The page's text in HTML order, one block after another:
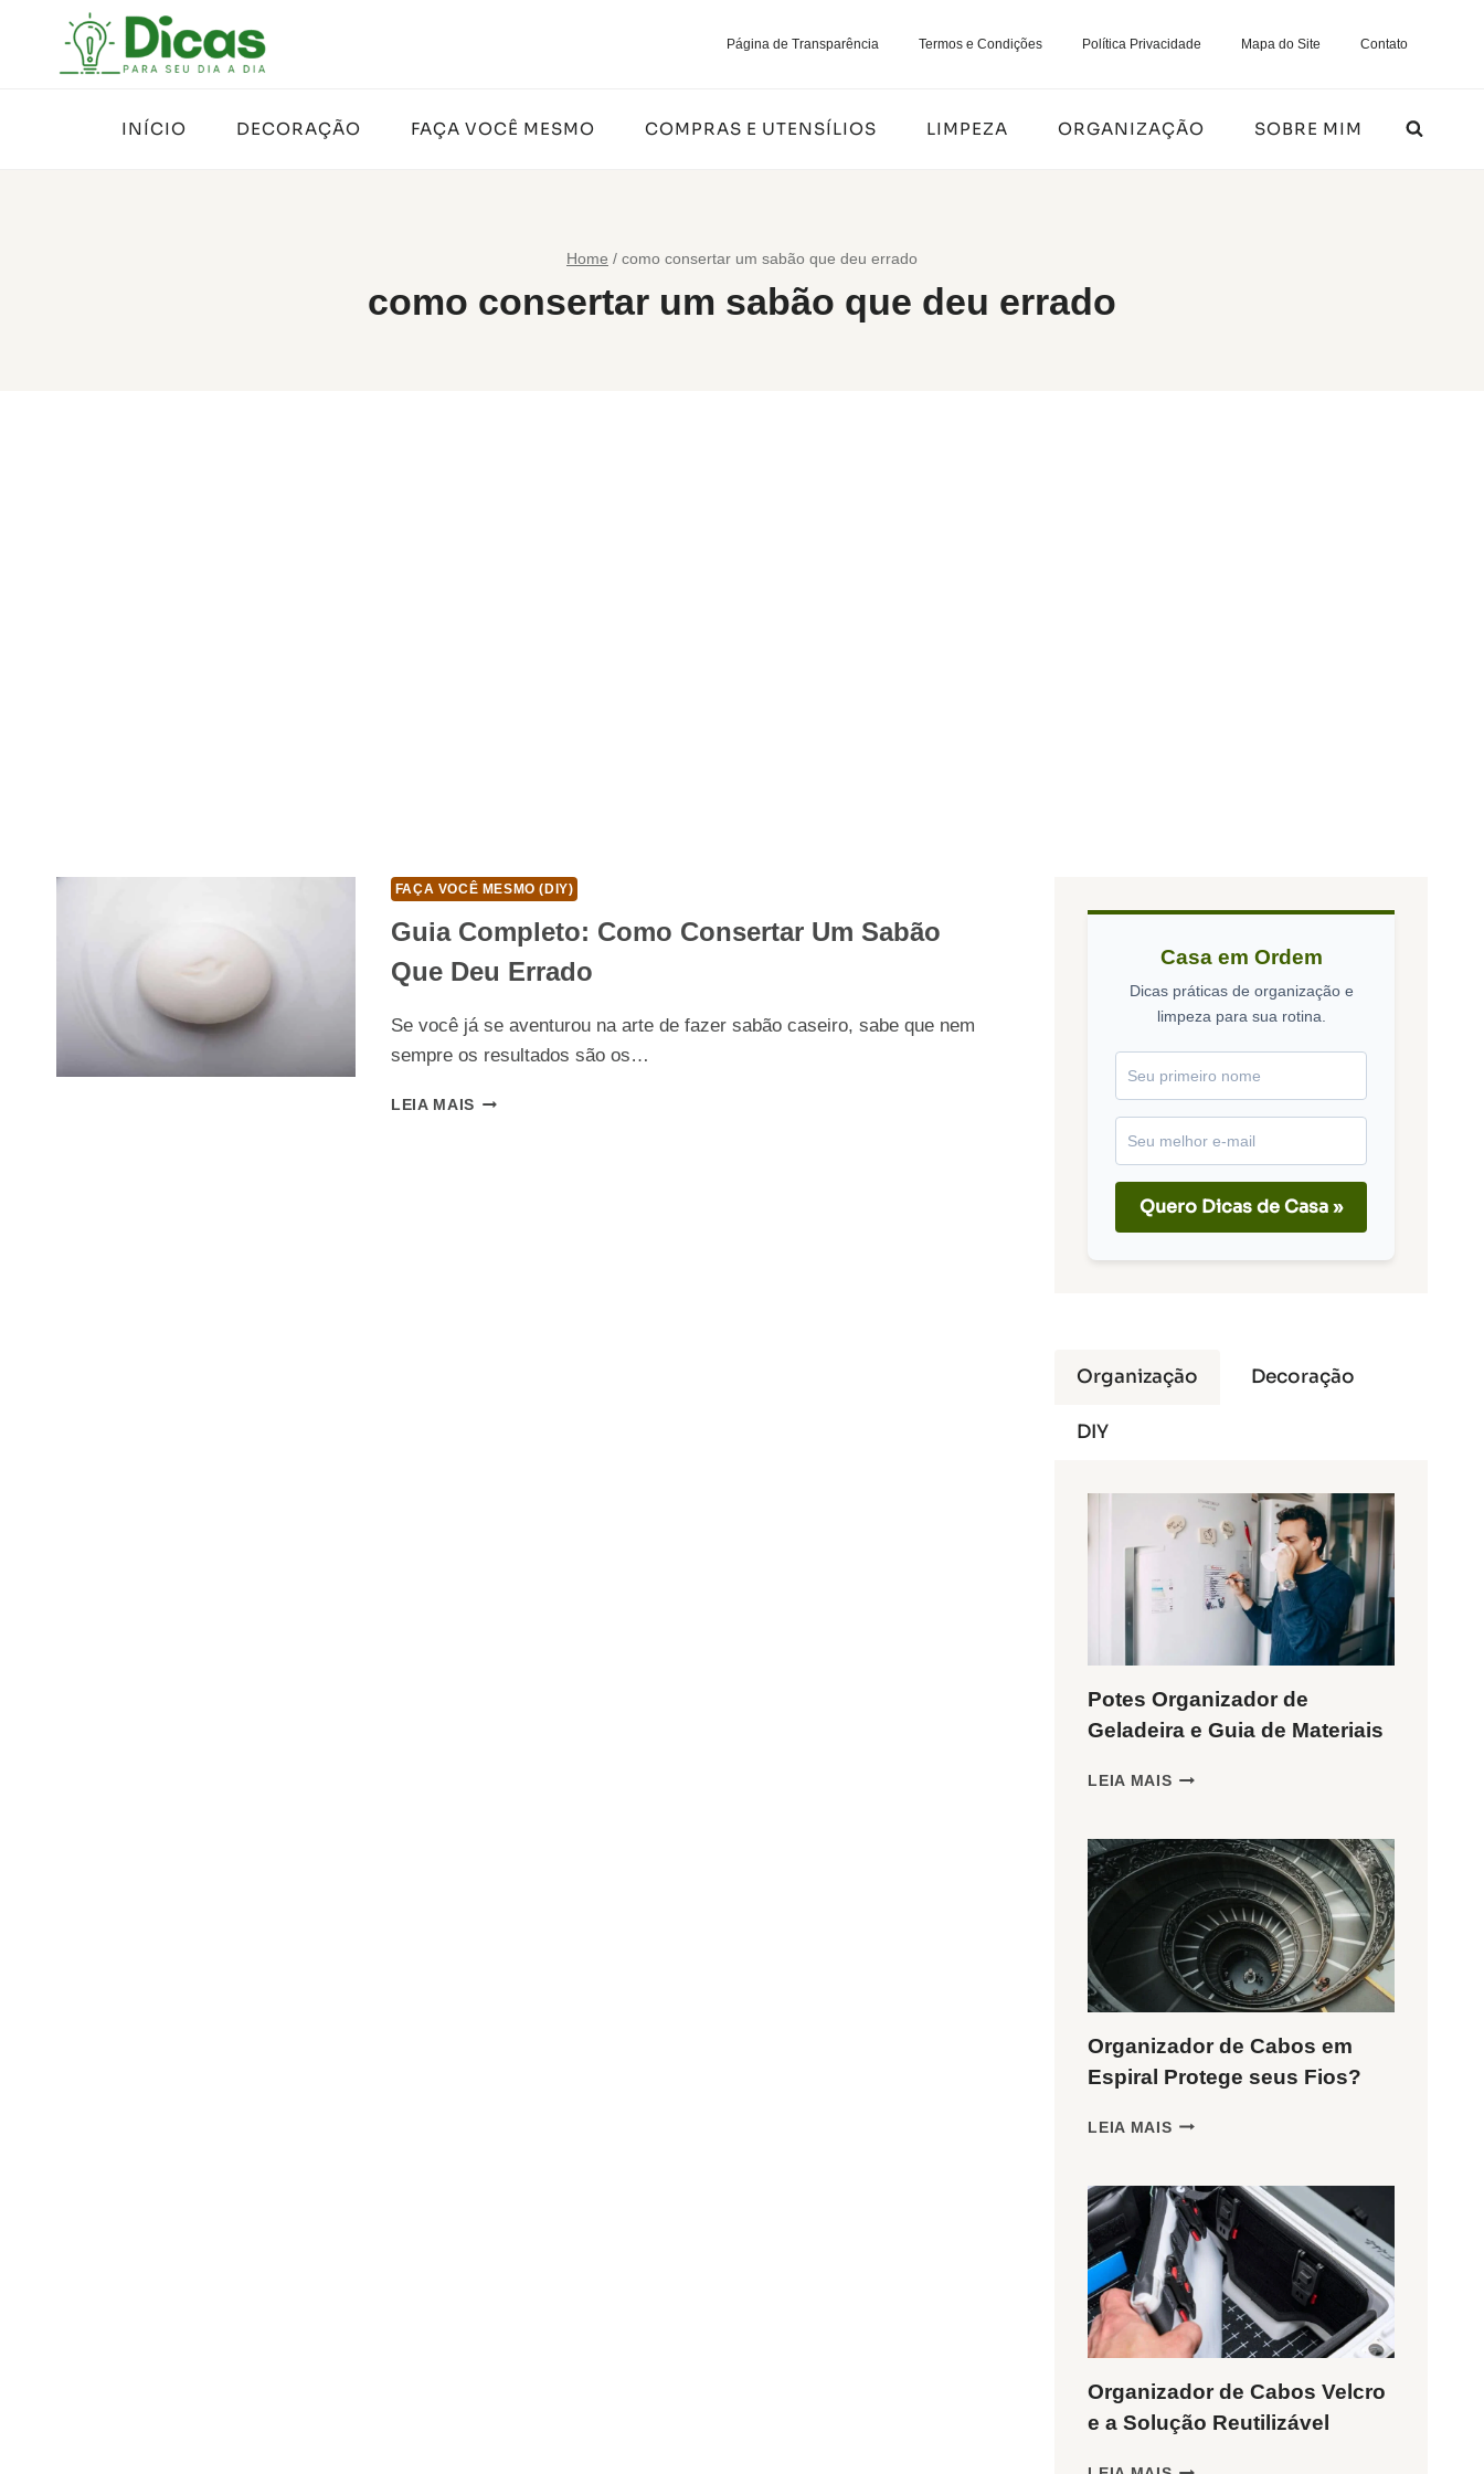
Página de Transparência Termos e Condições Política Privacidade Mapa do Site Contato
INÍCIO DECORAÇÃO FAÇA VOCÊ MESMO COMPRAS E UTENSÍLIOS LIMPEZA ORGANIZAÇÃO SOBRE MIM
Home / como consertar um sabão que deu errado
como consertar um sabão que deu errado
FAÇA VOCÊ MESMO (DIY)
Guia Completo: Como Consertar Um Sabão
Que Deu Errado
Se você já se aventurou na arte de fazer sabão caseiro, sabe que nem
sempre os resultados são os…
LEIA MAIS GUIA
Casa em Ordem
Dicas práticas de organização e
limpeza para sua rotina.
Quero Dicas de Casa »
Organização Decoração
DIY
Potes Organizador de
Geladeira e Guia de Materiais
LEIA MAIS POTES
GELADEIRA
GUIA
DE
MATERIAIS
Organizador de Cabos em
Espiral Protege seus Fios?
LEIA MAIS ORGANIZADOR
EM
ESPIRAL
PROTEGE
SEUS
FIOS?
Organizador de Cabos Velcro
e a Solução Reutilizável
ORGANIZADOR